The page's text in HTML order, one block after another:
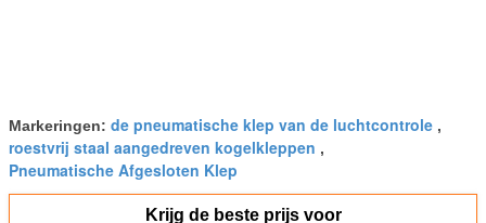
Markeringen: de pneumatische klep van de luchtcontrole ,
roestvrij staal aangedreven kogelkleppen ,
Pneumatische Afgesloten Klep
Krijg de beste prijs voor